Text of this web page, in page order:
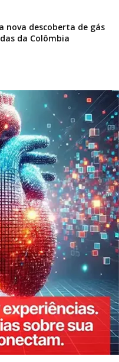
nova descoberta de gás
da Colômbia